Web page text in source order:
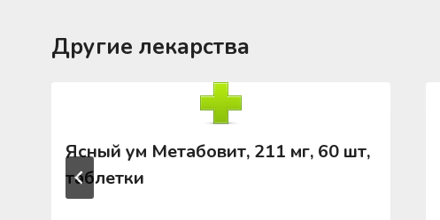
Другие лекарства
Ясный ум Метабовит, 211 мг, 60 шт,
таблетки